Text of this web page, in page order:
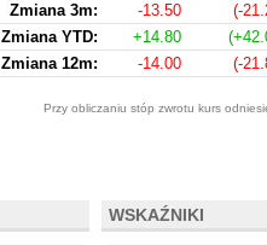
Zmiana 3m:
-13.50 (-
Zmiana YTD:
+14.80
Zmiana 12m:
-14.00 (-
Przy obliczaniu stóp zwrotu kurs
WSKAŹNIKI